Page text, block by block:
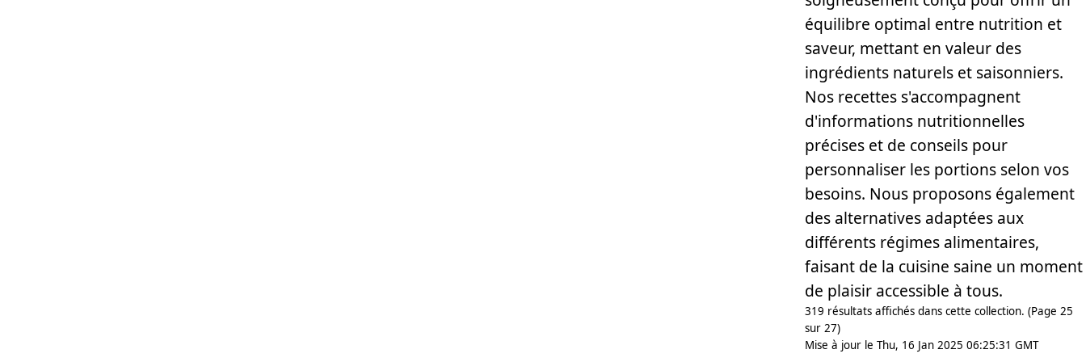
équilibre optimal entre nutrition et
saveur, mettant en valeur des
ingrédients naturels et saisonniers.
Nos recettes s'accompagnent
d'informations nutritionnelles
précises et de conseils pour
personnaliser les portions selon vos
besoins. Nous proposons également
des alternatives adaptées aux
différents régimes alimentaires,
faisant de la cuisine saine un moment
de plaisir accessible à tous.
319 résultats affichés dans cette collection. (Page 25
sur 27)
Mise à jour le Thu, 16 Jan 2025 06:25:31 GMT